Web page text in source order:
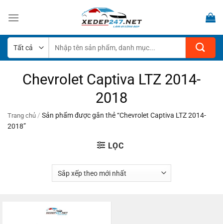
qua
dung
kiếm:
Chevrolet Captiva LTZ 2014-
2018
Trang chủ / Sản phẩm được gắn thẻ “Chevrolet Captiva LTZ 2014-
2018”
LỌC